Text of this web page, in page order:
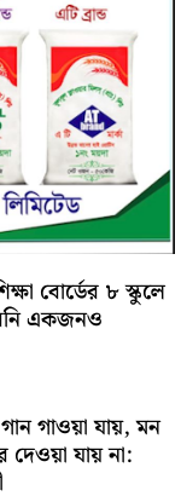
বোর্ডের ৮ স্কুলে
একজনও
গাওয়া যায়, মন
দেওয়া যায় না: